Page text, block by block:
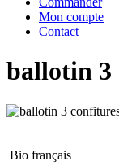
Mon compte
Contact
ballotin 3
Bio français